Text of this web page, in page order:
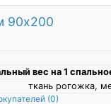
90х200
вес на 1
ткань рогожка,
(0)